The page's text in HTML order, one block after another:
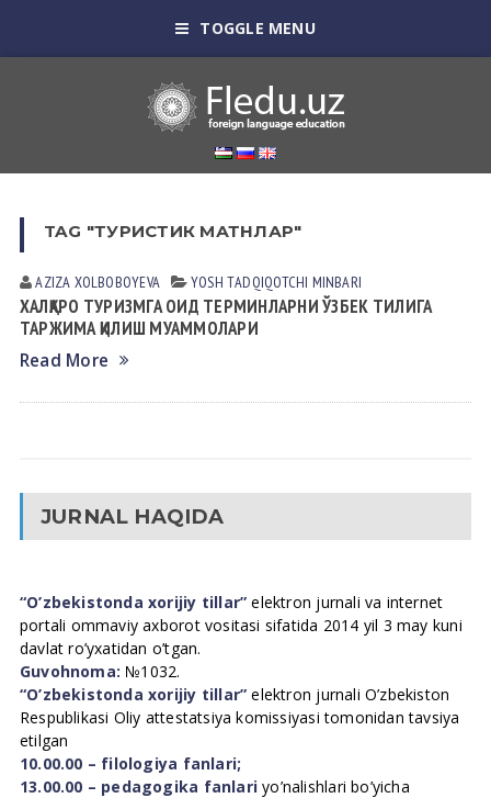
TOGGLE MENU
TAG "ТУРИСТИК МАТНЛАР"
AZIZA XOLBOBOYEVA YOSH TАDQIQOTCHI MINBАRI
ХАЛҚАРО ТУРИЗМГА ОИД ТЕРМИНЛАРНИ ЎЗБЕК ТИЛИГА
ТАРЖИМА ҚИЛИШ МУАММОЛАРИ
Read More
JURNAL HAQIDA
“O’zbekistonda xorijiy tillar” elektron jurnali va internet
portali ommaviy axborot vositasi sifatida 2014 yil 3 may kuni
davlat ro’yxatidan o’tgan.
Guvohnoma: №1032.
“O’zbekistonda xorijiy tillar” elektron jurnali O’zbekiston
Respublikasi Oliy attestatsiya komissiyasi tomonidan tavsiya
etilgan
10.00.00 – filologiya fanlari;
13.00.00 – pedagogika fanlari yo’nalishlari bo’yicha